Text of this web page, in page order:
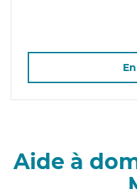
Aide à